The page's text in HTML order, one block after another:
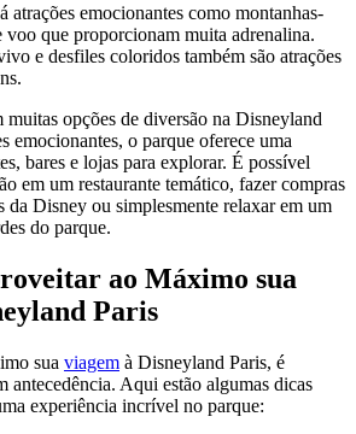
atrações emocionantes como montanhas-
voo que proporcionam muita adrenalina.
e desfiles coloridos também são atrações
muitas opções de diversão na Disneyland
emocionantes, o parque oferece uma
bares e lojas para explorar. É possível
em um restaurante temático, fazer compras
da Disney ou simplesmente relaxar em um
do parque.
ao Máximo sua
Paris
sua viagem à Disneyland Paris, é
antecedência. Aqui estão algumas dicas
experiência incrível no parque: